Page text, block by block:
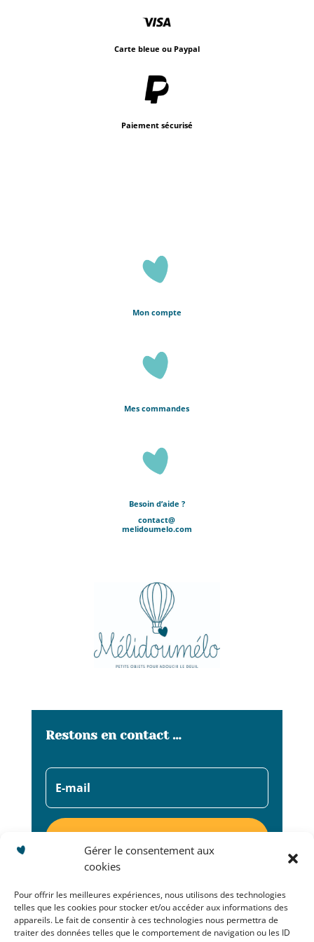
Gérer le consentement aux
cookies
Pour offrir les meilleures expériences, nous utilisons des technologies
telles que les cookies pour stocker et/ou accéder aux informations des
appareils. Le fait de consentir à ces technologies nous permettra de
traiter des données telles que le comportement de navigation ou les ID
Carte bleue ou Paypal
Paiement sécurisé
Mon compte
Mes commandes
Besoin d’aide ?
contact@
melidoumelo.com
Restons en contact …